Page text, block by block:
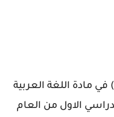
مادة اللغة العربية
الاول من العام